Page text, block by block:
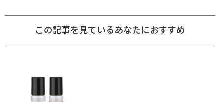
この記事を見ているあなたにおすすめ